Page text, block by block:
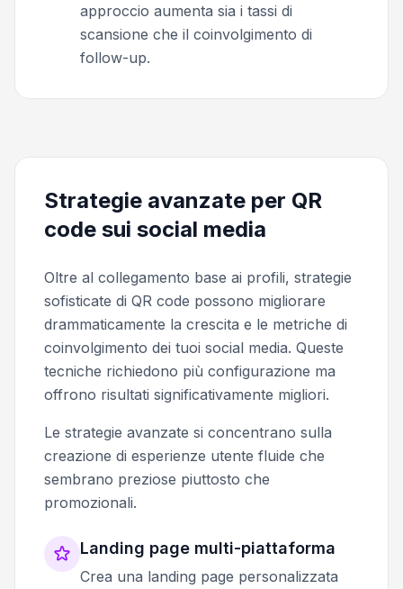
approccio aumenta sia i tassi di
scansione che il coinvolgimento di
follow-up.
Strategie avanzate per QR
code sui social media
Oltre al collegamento base ai profili, strategie
sofisticate di QR code possono migliorare
drammaticamente la crescita e le metriche di
coinvolgimento dei tuoi social media. Queste
tecniche richiedono più configurazione ma
offrono risultati significativamente migliori.
Le strategie avanzate si concentrano sulla
creazione di esperienze utente fluide che
sembrano preziose piuttosto che
promozionali.
Landing page multi-piattaforma
Crea una landing page personalizzata